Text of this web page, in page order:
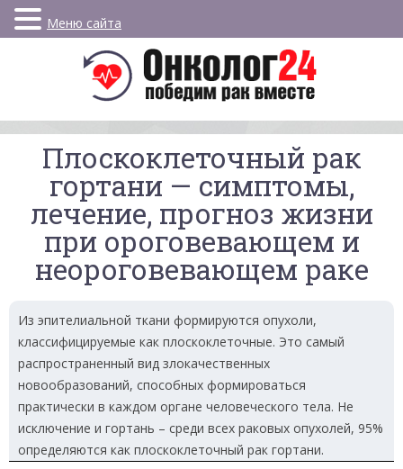
Плоскоклеточный рак
гортани — симптомы,
лечение, прогноз жизни
при ороговевающем и
неороговевающем раке
Из эпителиальной ткани формируются опухоли,
классифицируемые как плоскоклеточные. Это самый
распространенный вид злокачественных
новообразований, способных формироваться
практически в каждом органе человеческого тела. Не
исключение и гортань – среди всех раковых опухолей, 95%
определяются как плоскоклеточный рак гортани.
Меню сайта